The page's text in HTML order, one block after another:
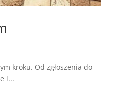
kroku. Od zgłoszenia do
i...